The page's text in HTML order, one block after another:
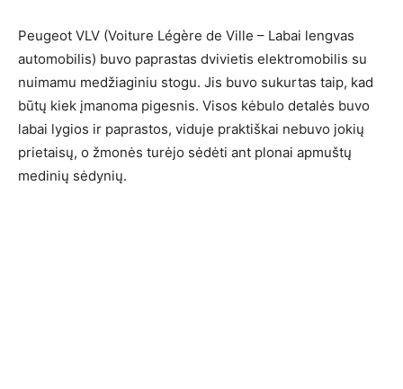
Peugeot VLV (Voiture Légère de Ville – Labai lengvas
automobilis) buvo paprastas dvivietis elektromobilis su
nuimamu medžiaginiu stogu. Jis buvo sukurtas taip, kad
būtų kiek įmanoma pigesnis. Visos kėbulo detalės buvo
labai lygios ir paprastos, viduje praktiškai nebuvo jokių
prietaisų, o žmonės turėjo sėdėti ant plonai apmuštų
medinių sėdynių.